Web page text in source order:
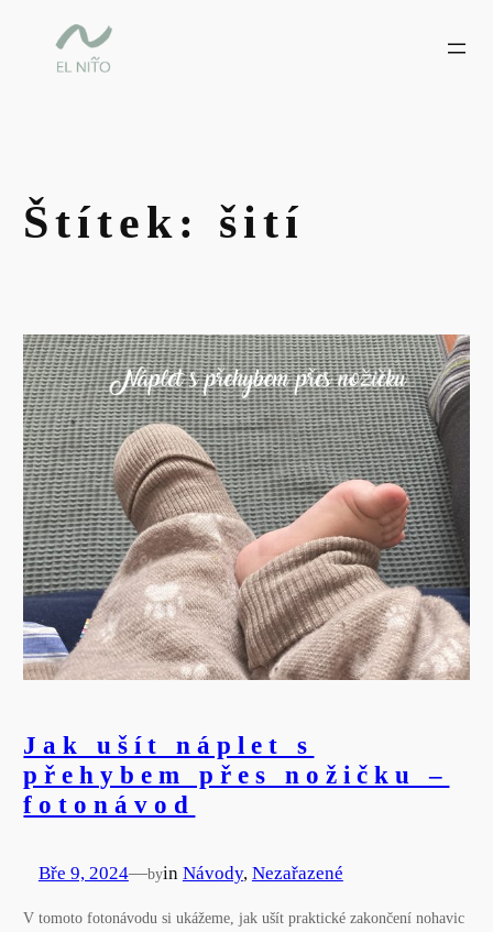
Štítek: šití
Jak ušít náplet s
přehybem přes nožičku –
fotonávod
Bře 9, 2024—byin Návody, Nezařazené
V tomoto fotonávodu si ukážeme, jak ušít praktické zakončení nohavic